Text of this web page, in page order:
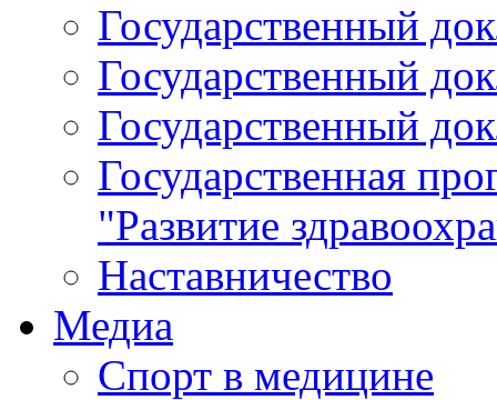
Государственный
Государственный
Государственный
Государственная
"Развитие
Наставничество
Медиа
Спорт в медицине